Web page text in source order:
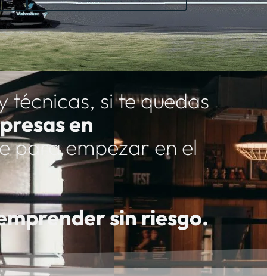
si te quedas
en
para empezar en el
sin riesgo.